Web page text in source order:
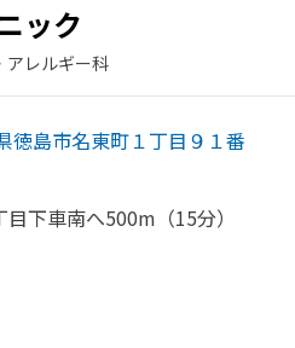
ック
アレルギー科
徳島市名東町１丁目９１番
目下車南へ500m （15分）